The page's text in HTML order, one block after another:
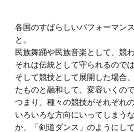
各国のすばらしいパフォーマン
と。
民族舞踊や民族音楽として、競
それは伝統として守られるのでは
そして競技として展開した場合
たものと融和して、変容いくの
つまり、種々の競技がそれぞれ
いろいろな方向にいってしまう
か、「剣道ダンス」のようにし